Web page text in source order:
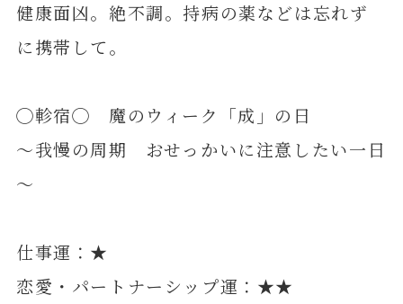
健康面凶。絶不調。持病の薬などは忘れず
に携帯して。
◯軫宿◯ 魔のウィーク「成」の日
～我慢の周期 おせっかいに注意したい一日
～
仕事運：★
恋愛・パートナーシップ運：★★